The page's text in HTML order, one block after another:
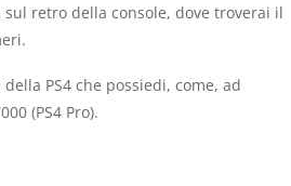
retro della console, dove troverai il
PS4 che possiedi, come, ad
(PS4 Pro).